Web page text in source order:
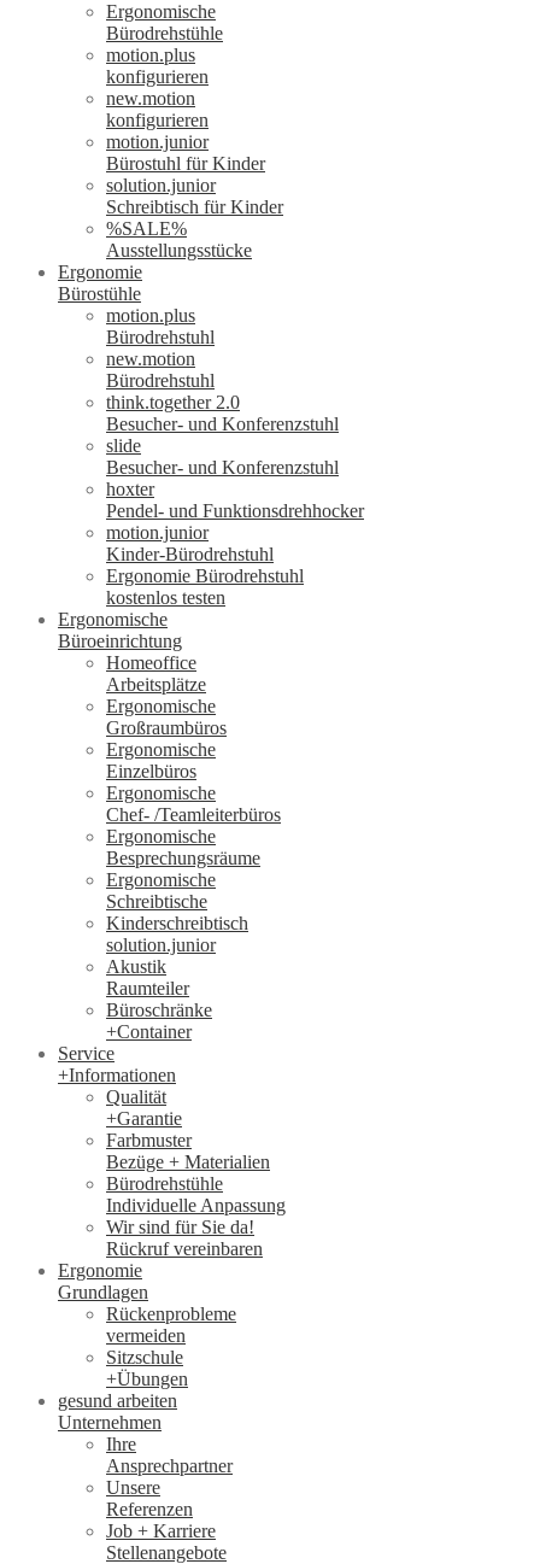
Ergonomische
Bürodrehstühle
motion.plus
konfigurieren
new.motion
konfigurieren
motion.junior
Bürostuhl für Kinder
solution.junior
Schreibtisch für Kinder
%SALE%
Ausstellungsstücke
Ergonomie
Bürostühle
motion.plus
Bürodrehstuhl
new.motion
Bürodrehstuhl
think.together 2.0
Besucher- und Konferenzstuhl
slide
Besucher- und Konferenzstuhl
hoxter
Pendel- und Funktionsdrehhocker
motion.junior
Kinder-Bürodrehstuhl
Ergonomie Bürodrehstuhl
kostenlos testen
Ergonomische
Büroeinrichtung
Homeoffice
Arbeitsplätze
Ergonomische
Großraumbüros
Ergonomische
Einzelbüros
Ergonomische
Chef- /Teamleiterbüros
Ergonomische
Besprechungsräume
Ergonomische
Schreibtische
Kinderschreibtisch
solution.junior
Akustik
Raumteiler
Büroschränke
+Container
Service
+Informationen
Qualität
+Garantie
Farbmuster
Bezüge + Materialien
Bürodrehstühle
Individuelle Anpassung
Wir sind für Sie da!
Rückruf vereinbaren
Ergonomie
Grundlagen
Rückenprobleme
vermeiden
Sitzschule
+Übungen
gesund arbeiten
Unternehmen
Ihre
Ansprechpartner
Unsere
Referenzen
Job + Karriere
Stellenangebote